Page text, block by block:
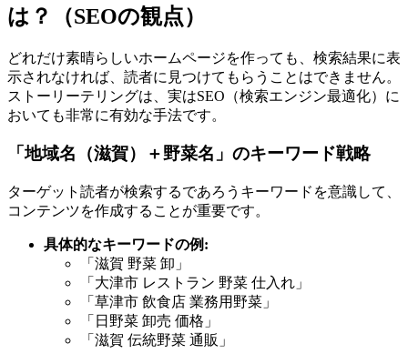
は？（SEOの観点）
どれだけ素晴らしいホームページを作っても、検索結果に表
示されなければ、読者に見つけてもらうことはできません。
ストーリーテリングは、実はSEO（検索エンジン最適化）に
おいても非常に有効な手法です。
「地域名（滋賀）＋野菜名」のキーワード戦略
ターゲット読者が検索するであろうキーワードを意識して、
コンテンツを作成することが重要です。
具体的なキーワードの例:
「滋賀 野菜 卸」
「大津市 レストラン 野菜 仕入れ」
「草津市 飲食店 業務用野菜」
「日野菜 卸売 価格」
「滋賀 伝統野菜 通販」